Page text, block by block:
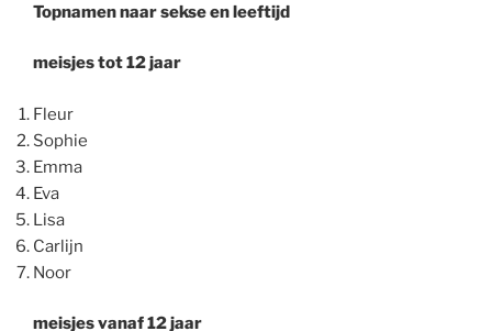
Topnamen naar sekse en leeftijd
meisjes tot 12 jaar
Fleur
Sophie
Emma
Eva
Lisa
Carlijn
Noor
meisjes vanaf 12 jaar